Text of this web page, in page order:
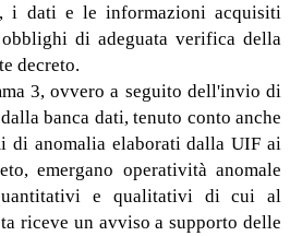
i dati e le informazioni acquisiti
di adeguata verifica della
decreto.
3, ovvero a seguito dell'invio di
banca dati, tenuto conto anche
di anomalia elaborati dalla UIF ai
emergano operatività anomale
e qualitativi di cui al
riceve un avviso a supporto delle